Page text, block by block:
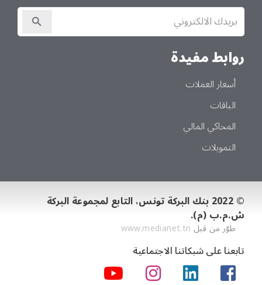
الاشتراك
في
النشرة
روابط مفيدة
أسعار العملات
الباقات
المحاكي المالي
التمويلات
© 2022 بنك البركة تونس، التابع لمجموعة البركة
ش.م.ب (م).
طوّر من قبل www.medianet.tn
تابعنا على شبكاتنا الاجتماعية